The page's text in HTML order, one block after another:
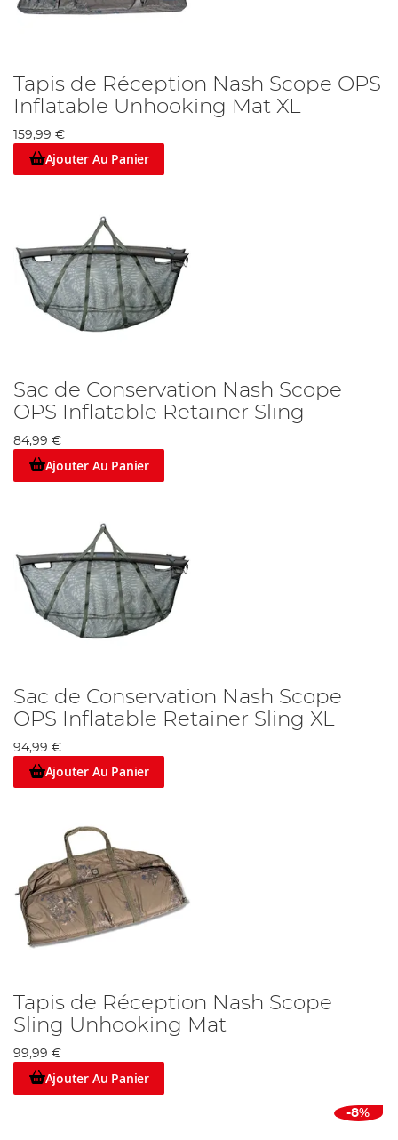
Tapis de Réception Nash Scope OPS
Inflatable Unhooking Mat XL
159,99 €
Ajouter Au Panier
Sac de Conservation Nash Scope
OPS Inflatable Retainer Sling
84,99 €
Ajouter Au Panier
Sac de Conservation Nash Scope
OPS Inflatable Retainer Sling XL
94,99 €
Ajouter Au Panier
Tapis de Réception Nash Scope
Sling Unhooking Mat
99,99 €
Ajouter Au Panier
-8%